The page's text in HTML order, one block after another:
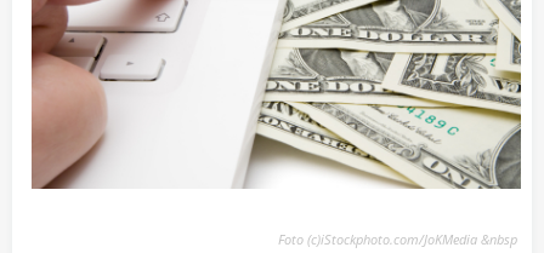
Foto (c)iStockphoto.com/JoKMedia &nbsp